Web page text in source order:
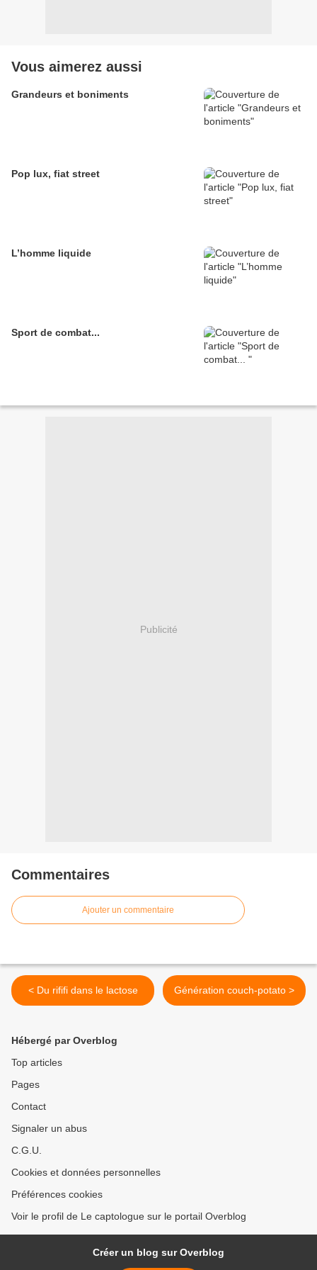
Vous aimerez aussi
Grandeurs et boniments
Pop lux, fiat street
L’homme liquide
Sport de combat...
Publicité
Commentaires
Ajouter un commentaire
< Du rififi dans le lactose Génération couch-potato >
Hébergé par Overblog
Top articles
Pages
Contact
Signaler un abus
C.G.U.
Cookies et données personnelles
Préférences cookies
Voir le profil de Le captologue sur le portail Overblog
Créer un blog sur Overblog